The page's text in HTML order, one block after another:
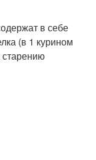
в себе
(в 1 курином
старению